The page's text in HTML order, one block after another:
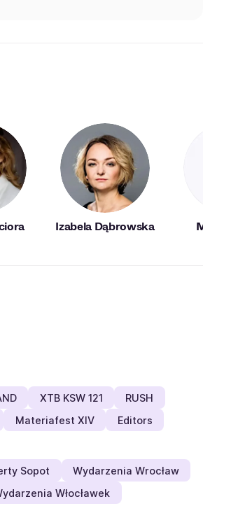
Izabela Dąbrowska Marta
XTB KSW 121
RUSH
Materiafest XIV
Editors
Sopot
Wydarzenia Wrocław
Włocławek